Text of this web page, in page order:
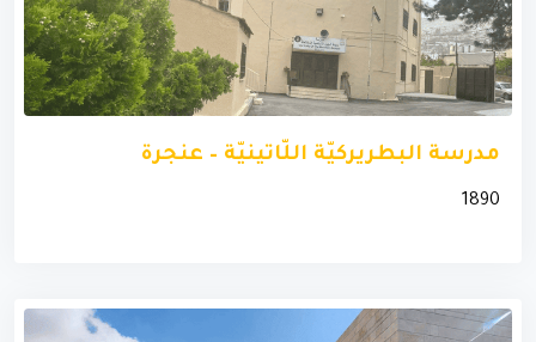
مدرسة البطريركيّة اللّاتينيّة – عنجرة
1890